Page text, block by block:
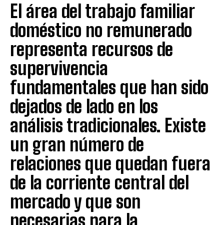
El área del trabajo familiar
doméstico no remunerado
representa recursos de
supervivencia
fundamentales que han sido
dejados de lado en los
análisis tradicionales. Existe
un gran número de
relaciones que quedan fuera
de la corriente central del
mercado y que son